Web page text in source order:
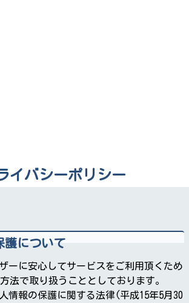
イバシーポリシー
護について
ーに安心してサービスをご利用頂くため
法で取り扱うこととしております。
情報の保護に関する法律(平成15年5月30